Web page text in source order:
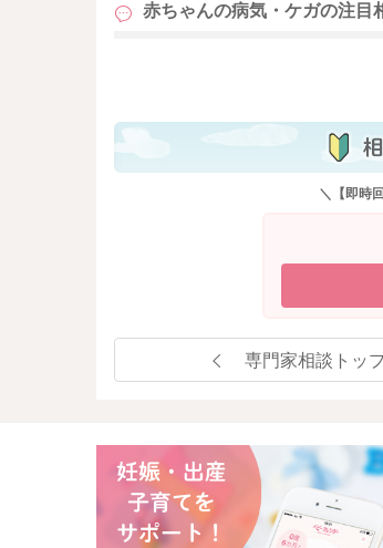
赤ちゃんの病気・ケガの注目
＼【即時
専門家相談トッ